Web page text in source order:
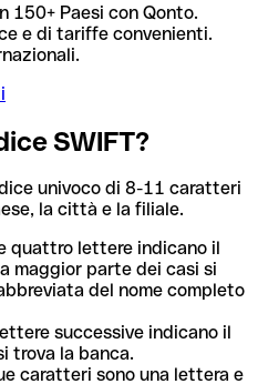
150+ Paesi con Qonto.
e di tariffe convenienti.
SWIFT?
univoco di 8-11 caratteri
la città e la filiale.
quattro lettere indicano il
maggior parte dei casi si
del nome completo
successive indicano il
trova la banca.
caratteri sono una lettera e